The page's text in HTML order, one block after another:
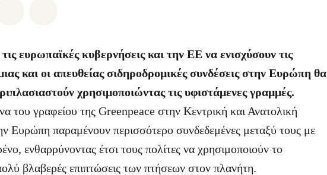
ευρωπαϊκές κυβερνήσεις και την ΕΕ να ενισχύσουν τις
και οι απευθείας σιδηροδρομικές συνδέσεις στην Ευρώπη θα
χρησιμοποιώντας τις υφιστάμενες γραμμές.
του γραφείου της Greenpeace στην Κεντρική και Ανατολική
Ευρώπη παραμένουν περισσότερο συνδεδεμένες μεταξύ τους με
ενθαρρύνοντας έτσι τους πολίτες να χρησιμοποιούν το
βλαβερές επιπτώσεις των πτήσεων στον πλανήτη.